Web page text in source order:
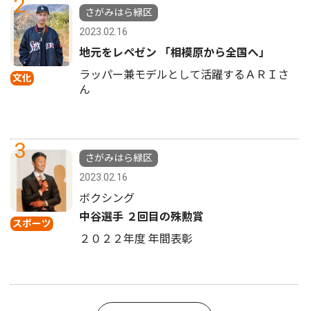
文化
さがみはら緑区
2023.02.16
地元をレペゼン 「相模原から全国へ」
ラッパー兼モデルとして活躍するＡＲＩさ
ん
3
スポーツ
さがみはら緑区
2023.02.16
ボクシング
中谷選手 ２回目の殊勲賞
２０２２年度 年間表彰